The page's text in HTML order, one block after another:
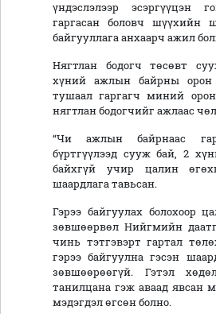
үндэслэлээр эсэргүүцэн
гаргасан боловч шүүхийн
байгууллага анхаарч ажил
Нягтлан бодогч төсөвт
хүний ажлын байрны орон
тушаал гаргагч миний
нягтлан бодогчийг ажлаас
“Чи ажлын байрнаас
бүртгүүлээд сууж бай, 2
байхгүй учир цалин
шаардлага тавьсан.
Гэрээ байгуулах болохоор
зөвшөөрвөл Нийгмийн
чинь тэтгэвэрт гартал
гэрээ байгуулна гэсэн
зөвшөөрөөгүй. Гэтэл
танилцана гэж аваад явсан
мэдэгдэл өгсөн болно.